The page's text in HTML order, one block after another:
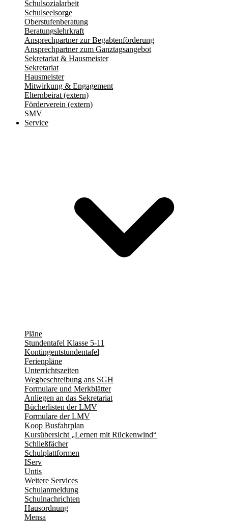
Schulsozialarbeit
Schulseelsorge
Oberstufenberatung
Beratungslehrkraft
Ansprechpartner zur Begabtenförderung
Ansprechpartner zum Ganztagsangebot
Sekretariat & Hausmeister
Sekretariat
Hausmeister
Mitwirkung & Engagement
Elternbeirat (extern)
Förderverein (extern)
SMV
Service
Pläne
Stundentafel Klasse 5-11
Kontingentstundentafel
Ferienpläne
Unterrichtszeiten
Wegbeschreibung ans SGH
Formulare und Merkblätter
Anliegen an das Sekretariat
Bücherlisten der LMV
Formulare der LMV
Koop Busfahrplan
Kursübersicht „Lernen mit Rückenwind“
Schließfächer
Schulplattformen
IServ
Untis
Weitere Services
Schulanmeldung
Schulnachrichten
Hausordnung
Mensa